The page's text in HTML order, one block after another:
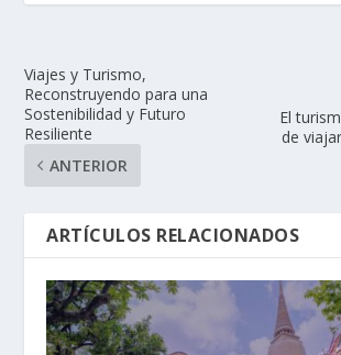
Viajes y Turismo,
Reconstruyendo para una
Sostenibilidad y Futuro
Resiliente
ANTERIOR
El
de
ARTÍCULOS RELACIONADOS